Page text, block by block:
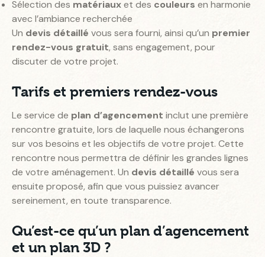
Sélection des matériauxet des couleurs en harmonie
avec l’ambiance recherchée
Un devis détaillé vous sera fourni, ainsi qu’un premier
rendez-vous gratuit, sans engagement, pour
discuter de votre projet.
Tarifs et premiers rendez-vous
Le service de plan d’agencement inclut une première
rencontre gratuite, lors de laquelle nous échangerons
sur vos besoins et les objectifs de votre projet. Cette
rencontre nous permettra de définir les grandes lignes
de votre aménagement. Un devis détaillé vous sera
ensuite proposé, afin que vous puissiez avancer
sereinement, en toute transparence.
Qu’est-ce qu’un plan d’agencement
et un plan 3D ?